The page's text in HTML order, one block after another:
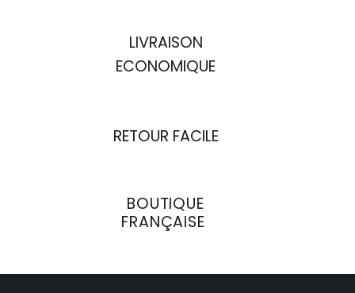
LIVRAISON
ECONOMIQUE
RETOUR FACILE
BOUTIQUE
FRANÇAISE